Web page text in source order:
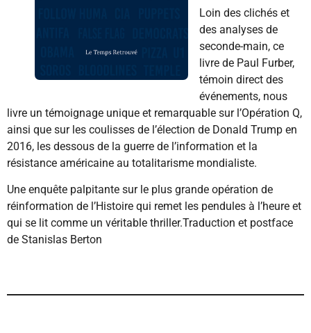
Loin des clichés et
des analyses de
seconde-main, ce
livre de Paul Furber,
témoin direct des
événements, nous
livre un témoignage unique et remarquable sur l’Opération Q,
ainsi que sur les coulisses de l’élection de Donald Trump en
2016, les dessous de la guerre de l’information et la
résistance américaine au totalitarisme mondialiste.
Une enquête palpitante sur le plus grande opération de
réinformation de l’Histoire qui remet les pendules à l’heure et
qui se lit comme un véritable thriller.Traduction et postface
de Stanislas Berton